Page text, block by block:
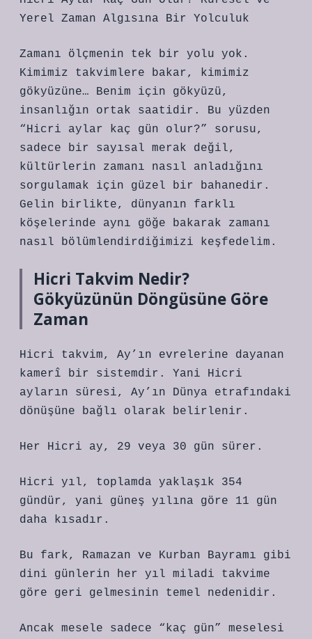
Yerel Zaman Algısına Bir Yolculuk
Zamanı ölçmenin tek bir yolu yok.
Kimimiz takvimlere bakar, kimimiz
gökyüzüne… Benim için gökyüzü,
insanlığın ortak saatidir. Bu yüzden
“Hicri aylar kaç gün olur?” sorusu,
sadece bir sayısal merak değil,
kültürlerin zamanı nasıl anladığını
sorgulamak için güzel bir bahanedir.
Gelin birlikte, dünyanın farklı
köşelerinde aynı göğe bakarak zamanı
nasıl bölümlendirdiğimizi keşfedelim.
Hicri Takvim Nedir?
Gökyüzünün Döngüsüne Göre
Zaman
Hicri takvim, Ay’ın evrelerine dayanan
kamerî bir sistemdir. Yani Hicri
ayların süresi, Ay’ın Dünya etrafındaki
dönüşüne bağlı olarak belirlenir.
Her Hicri ay, 29 veya 30 gün sürer.
Hicri yıl, toplamda yaklaşık 354
gündür, yani güneş yılına göre 11 gün
daha kısadır.
Bu fark, Ramazan ve Kurban Bayramı gibi
dini günlerin her yıl miladi takvime
göre geri gelmesinin temel nedenidir.
Ancak mesele sadece “kaç gün” meselesi